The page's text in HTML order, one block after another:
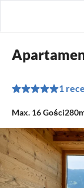
1
Max. 16Gości